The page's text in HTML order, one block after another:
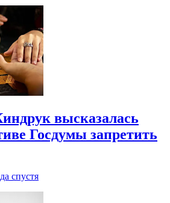
высказалась
Госдумы запретить
спустя